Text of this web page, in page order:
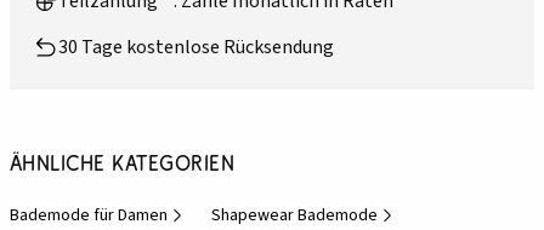
30 Tage kostenlose Rücksendung
Ähnliche Kategorien
Bademode für Damen Shapewear Bademode